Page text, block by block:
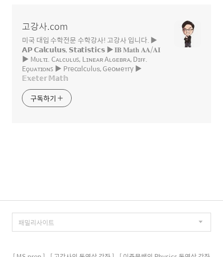
고강사.com
미국 대입 수학전문 수학강사! 고강사 입니다. ▶
𝗔𝗣 𝗖𝗮𝗹𝗰𝘂𝗹𝘂𝘀, 𝗦𝘁𝗮𝘁𝗶𝘀𝘁𝗶𝗰𝘀 ▶ 𝐈𝐁 𝐌𝐚𝐭𝐡 𝐀𝐀/𝐀𝐈
▶ Mᴜʟᴛɪ. Cᴀʟᴄᴜʟᴜꜱ, Lɪɴᴇᴀʀ Aʟɢᴇʙʀᴀ, Dɪғғ.
Eϙᴜᴀᴛɪᴏɴꜱ ▶ Precαlcυlυѕ, Geoмeтry ▶
𝔼𝕩𝕖𝕥𝕖𝕣 𝕄𝕒𝕥𝕙
구독하기